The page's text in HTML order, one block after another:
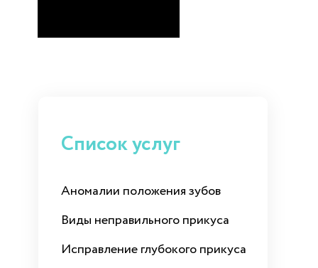
Список услуг
Аномалии положения зубов
Виды неправильного прикуса
Исправление глубокого прикуса